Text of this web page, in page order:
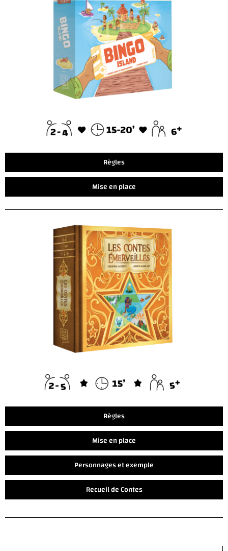
Règles
Mise en place
Règles
Mise en place
Personnages et exemple
Recueil de Contes